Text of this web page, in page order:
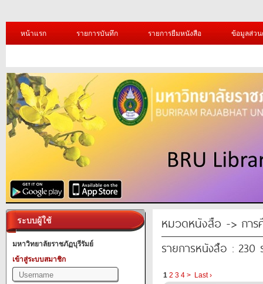
หน้าแรก รายการบันทึก รายการยืมหนังสือ ข้อมูลส่ว
ระบบผู้ใช้
มหาวิทยาลัยราชภัฏบุรีรัมย์
เข้าสู่ระบบสมาชิก
หมวดหนังสือ -> การ
รายการหนังสือ : 230
1 2 3 4 > Last ›